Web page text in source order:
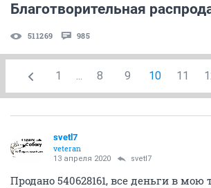
511269 985
1 ... 8 9 10 11
svetl7
veteran
13 апреля 2020 svetl7
Продано 540628161, все деньги в